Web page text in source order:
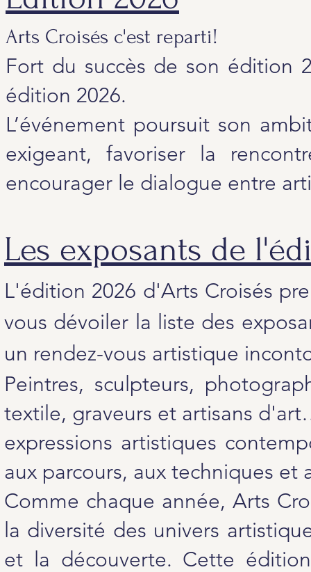
Arts Croisés c'est reparti!
Fort du succès de son édition
édition 2026.
L’événement poursuit son
exigeant, favoriser la
encourager le dialogue entre
Les exposants de
L'édition 2026 d'Arts Croisés
vous dévoiler la liste des
un rendez-vous artistique
Peintres, sculpteurs,
textile, graveurs et artisans
expressions artistiques
aux parcours, aux techniques et
Comme chaque année, Arts
la diversité des univers
et la découverte. Cette